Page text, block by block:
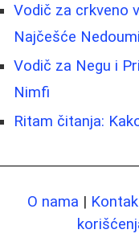
Vodič za crkveno
Najčešće
Vodič za Negu i
Nimfi
Ritam čitanja:
O nama |